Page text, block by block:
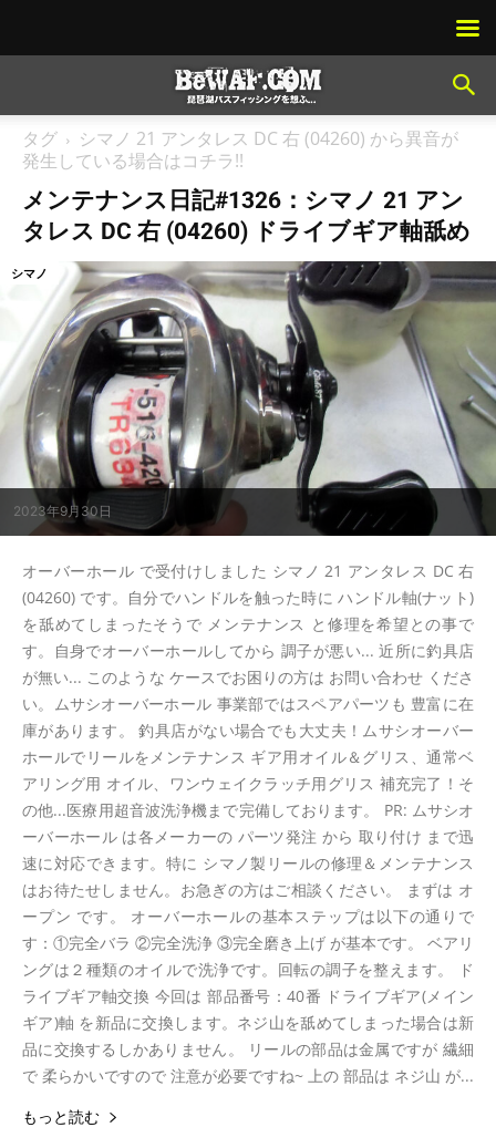
タグ
シマノ 21 アンタレス DC 右 (04260) から異音が
発生している場合はコチラ!!
メンテナンス日記#1326：シマノ 21 アン
タレス DC 右 (04260) ドライブギア軸舐め
2023年9月30日
シマノ
オーバーホール で受付けしました シマノ 21 アンタレス DC 右
(04260) です。自分でハンドルを触った時に ハンドル軸(ナット)
を舐めてしまったそうで メンテナンス と修理を希望との事で
す。自身でオーバーホールしてから 調子が悪い... 近所に釣具店
が無い... このような ケースでお困りの方は お問い合わせ くださ
い。ムサシオーバーホール 事業部ではスペアパーツも 豊富に在
庫があります。 釣具店がない場合でも大丈夫！ムサシオーバー
ホールでリールをメンテナンス ギア用オイル＆グリス、通常ベ
アリング用 オイル、ワンウェイクラッチ用グリス 補充完了！そ
の他...医療用超音波洗浄機まで完備しております。 PR: ムサシオ
ーバーホール は各メーカーの パーツ発注 から 取り付け まで迅
速に対応できます。特に シマノ製リールの修理＆メンテナンス
はお待たせしません。お急ぎの方はご相談ください。 まずは オ
ープン です。 オーバーホールの基本ステップは以下の通りで
す：①完全バラ ②完全洗浄 ③完全磨き上げ が基本です。 ベアリ
ングは２種類のオイルで洗浄です。回転の調子を整えます。 ド
ライブギア軸交換 今回は 部品番号：40番 ドライブギア(メイン
ギア)軸 を新品に交換します。ネジ山を舐めてしまった場合は新
品に交換するしかありません。 リールの部品は金属ですが 繊細
で 柔らかいですので 注意が必要ですね~ 上の 部品は ネジ山 が...
もっと読む